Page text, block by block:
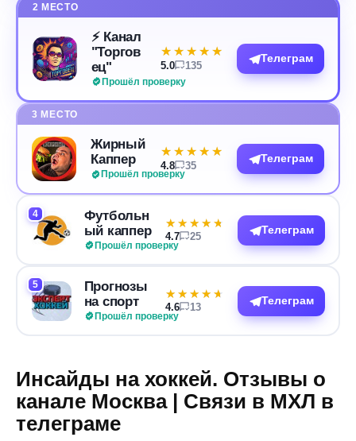
2 МЕСТО
⚡️ Канал
"Торгов
ец"
Прошёл проверку
★★★★★
★★★★★
5.0 135
Телеграм
3 МЕСТО
Жирный
Каппер
Прошёл проверку
★★★★★
★★★★★
4.8 35
Телеграм
4
Футбольн
ый каппер
Прошёл проверку
★★★★★
★★★★★
4.7 25
Телеграм
5
Прогнозы
на спорт
Прошёл проверку
★★★★★
★★★★★
4.6 13
Телеграм
Инсайды на хоккей. Отзывы о
канале Москва | Связи в МХЛ в
телеграме